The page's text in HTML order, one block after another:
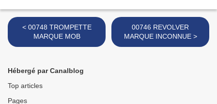
< 00748 TROMPETTE
MARQUE MOB
00746 REVOLVER
MARQUE INCONNUE >
Hébergé par Canalblog
Top articles
Pages